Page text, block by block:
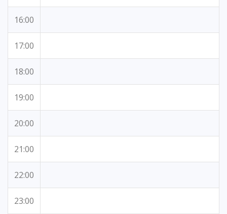
16:00
17:00
18:00
19:00
20:00
21:00
22:00
23:00